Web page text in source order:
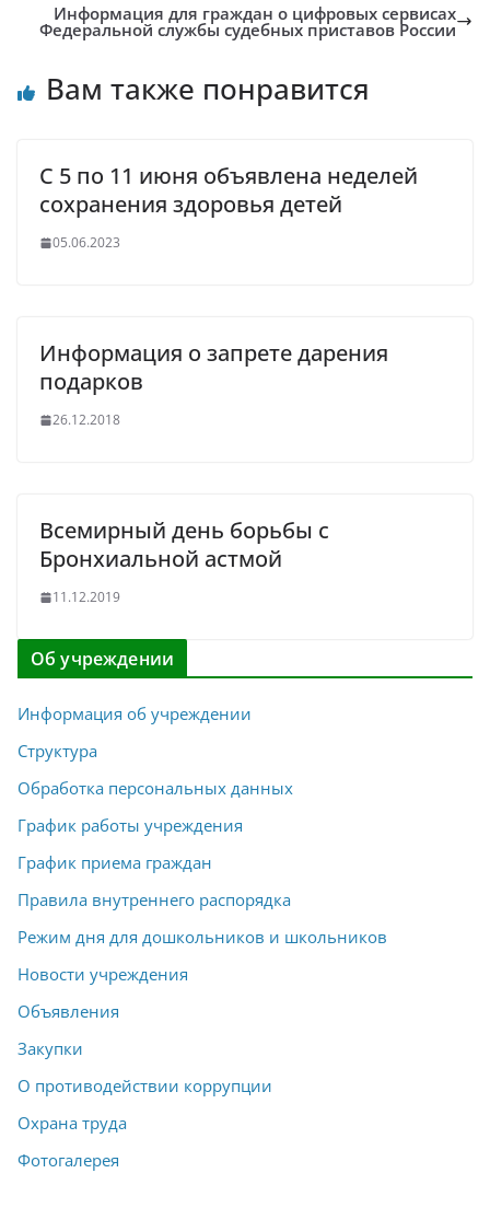
Информация для граждан о цифровых сервисах
Федеральной службы судебных приставов России
Вам также понравится
С 5 по 11 июня объявлена неделей
сохранения здоровья детей
05.06.2023
Информация о запрете дарения
подарков
26.12.2018
Всемирный день борьбы с
Бронхиальной астмой
11.12.2019
Об учреждении
Информация об учреждении
Структура
Обработка персональных данных
График работы учреждения
График приема граждан
Правила внутреннего распорядка
Режим дня для дошкольников и школьников
Новости учреждения
Объявления
Закупки
О противодействии коррупции
Охрана труда
Фотогалерея